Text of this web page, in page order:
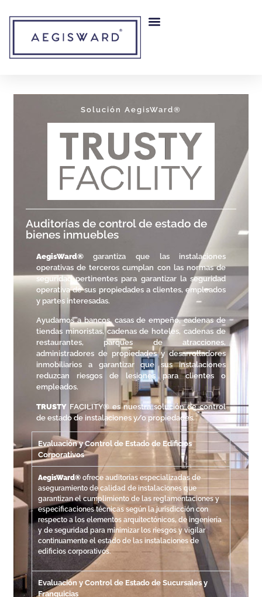
Solución AegisWard®
Auditorías de control de estado de
bienes inmuebles
AegisWard®garantiza que las instalaciones
operativas de terceros cumplan con las normas de
seguridad pertinentes para garantizar la seguridad
operativa de sus propiedades a clientes, empleados
y partes interesadas.
Ayudamos a bancos, casas de empeño, cadenas de
tiendas minoristas, cadenas de hoteles, cadenas de
restaurantes, parques de atracciones,
administradores de propiedades y desarrolladores
inmobiliarios a garantizar que sus instalaciones
reduzcan riesgos de lesiones para clientes o
empleados.
TRUSTYFACILITY® es nuestra solución de control
de estado de instalaciones y/o propiedades.
Evaluación y Control de Estado de Edificios
Corporativos
AegisWard® ofrece auditorías especializadas de
aseguramiento de calidad de instalaciones que
garantizan el cumplimiento de las reglamentaciones y
especificaciones técnicas según la jurisdicción con
respecto a los elementos arquitectónicos, de ingeniería
y de seguridad para minimizar los riesgos y vigilar
continuamente el estado de las instalaciones de
edificios corporativos.
Evaluación y Control de Estado de Sucursales y
Franquicias